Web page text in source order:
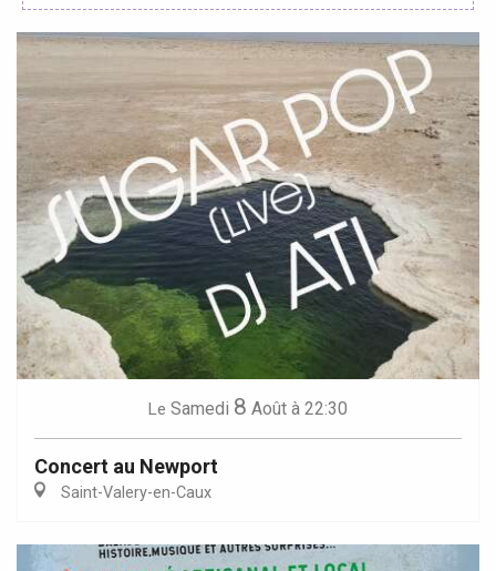
Le Samedi 8 Août à 22:30
Concert au Newport
Saint-Valery-en-Caux